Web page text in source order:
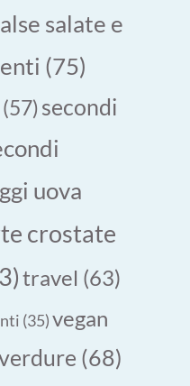
salate e
(75)
(57)secondi
uova
crostate
travel (63)
(35)vegan
(68)